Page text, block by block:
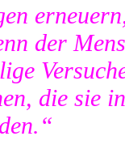
der
die sie